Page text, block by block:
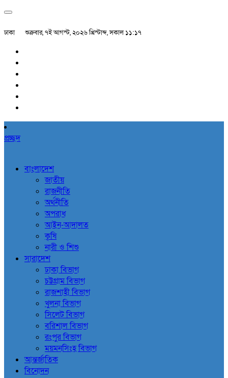
ঢাকা শুক্রবার, ৭ই আগস্ট, ২০২৬ খ্রিস্টাব্দ, সকাল ১১:১৭
প্রচ্ছদ
বাংলাদেশ
জাতীয়
রাজনীতি
অর্থনীতি
অপরাধ
আইন-আদালত
কৃষি
নারী ও শিশু
সারাদেশ
ঢাকা বিভাগ
চট্টগ্রাম বিভাগ
রাজশাহী বিভাগ
খুলনা বিভাগ
সিলেট বিভাগ
বরিশাল বিভাগ
রংপুর বিভাগ
ময়মনসিংহ বিভাগ
আন্তর্জাতিক
বিনোদন